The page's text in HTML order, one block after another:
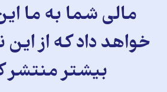
مالی شما به ما
خواهد داد که از
بیشتر منتشر